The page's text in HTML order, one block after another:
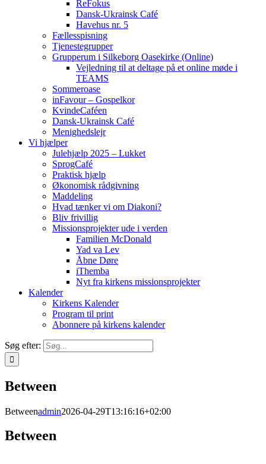
ReFokus
Dansk-Ukrainsk Café
Havehus nr. 5
Fællesspisning
Tjenestegrupper
Grupperum i Silkeborg Oasekirke (Online)
Vejledning til at deltage på et online møde i
TEAMS
Sommeroase
inFavour – Gospelkor
KvindeCaféen
Dansk-Ukrainsk Café
Menighedslejr
Vi hjælper
Julehjælp 2025 – Lukket
SprogCafé
Praktisk hjælp
Økonomisk rådgivning
Maddeling
Hvad tænker vi om Diakoni?
Bliv frivillig
Missionsprojekter ude i verden
Familien McDonald
Yad va Lev
Åbne Døre
iThemba
Nyt fra kirkens missionsprojekter
Kalender
Kirkens Kalender
Program til print
Abonnere på kirkens kalender
Søg efter:
Between
Betweenadmin2026-04-29T13:16:16+02:00
Between